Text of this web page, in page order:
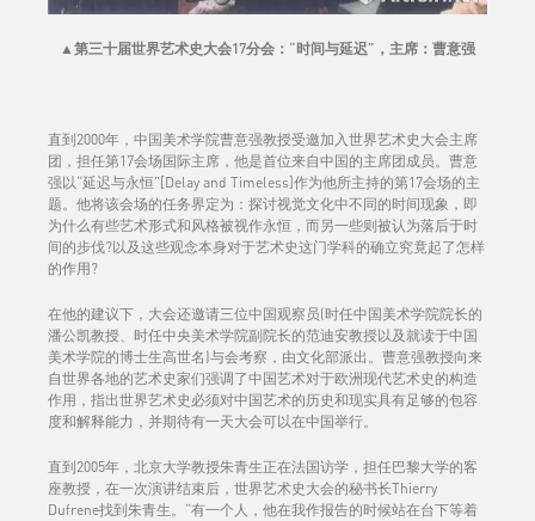
▲第三十届世界艺术史大会17分会：“时间与延迟”，主席：曹意强
直到2000年，中国美术学院曹意强教授受邀加入世界艺术史大会主席
团，担任第17会场国际主席，他是首位来自中国的主席团成员。曹意
强以“延迟与永恒”[Delay and Timeless]作为他所主持的第17会场的主
题。他将该会场的任务界定为：探讨视觉文化中不同的时间现象，即
为什么有些艺术形式和风格被视作永恒，而另一些则被认为落后于时
间的步伐?以及这些观念本身对于艺术史这门学科的确立究竟起了怎样
的作用?
在他的建议下，大会还邀请三位中国观察员(时任中国美术学院院长的
潘公凯教授、时任中央美术学院副院长的范迪安教授以及就读于中国
美术学院的博士生高世名)与会考察，由文化部派出。曹意强教授向来
自世界各地的艺术史家们强调了中国艺术对于欧洲现代艺术史的构造
作用，指出世界艺术史必须对中国艺术的历史和现实具有足够的包容
度和解释能力，并期待有一天大会可以在中国举行。
直到2005年，北京大学教授朱青生正在法国访学，担任巴黎大学的客
座教授，在一次演讲结束后，世界艺术史大会的秘书长Thierry
Dufrene找到朱青生。“有一个人，他在我作报告的时候站在台下等着